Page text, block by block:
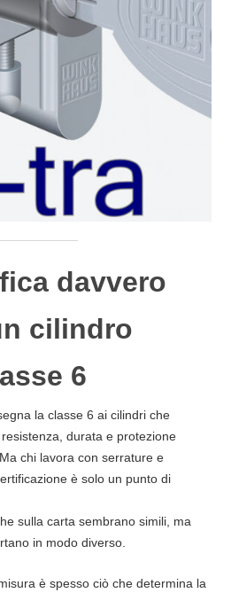
davvero
cilindro
6
la classe 6 ai cilindri che
durata e protezione
chi lavora con serrature e
è solo un punto di
sulla carta sembrano simili, ma
in modo diverso.
è spesso ciò che determina la